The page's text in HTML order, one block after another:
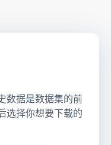
数据是数据集的前
选择你想要下载的